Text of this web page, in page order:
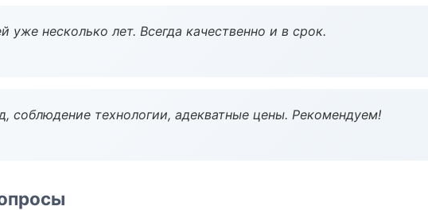
уже несколько лет. Всегда качественно и в срок.
соблюдение технологии, адекватные цены. Рекомендуем!